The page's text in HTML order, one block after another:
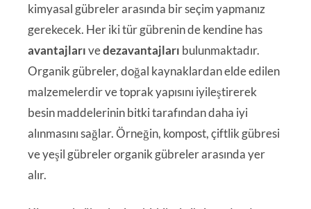
kimyasal gübreler arasında bir seçim yapmanız
gerekecek. Her iki tür gübrenin de kendine has
avantajlarıvedezavantajları bulunmaktadır.
Organik gübreler, doğal kaynaklardan elde edilen
malzemelerdir ve toprak yapısını iyileştirerek
besin maddelerinin bitki tarafından daha iyi
alınmasını sağlar. Örneğin, kompost, çiftlik gübresi
ve yeşil gübreler organik gübreler arasında yer
alır.